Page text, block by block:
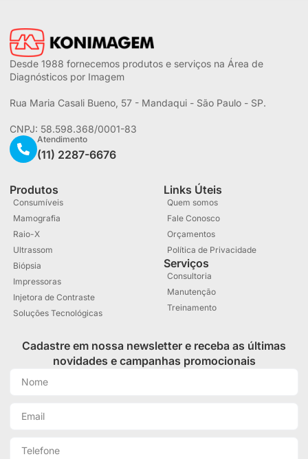
Desde 1988 fornecemos produtos e serviços na Área de
Diagnósticos por Imagem
Rua Maria Casali Bueno, 57 - Mandaqui - São Paulo - SP.
CNPJ: 58.598.368/0001-83
Atendimento
(11) 2287-6676
Produtos
Consumíveis
Mamografia
Raio-X
Ultrassom
Biópsia
Impressoras
Injetora de Contraste
Soluções Tecnológicas
Links Úteis
Quem somos
Fale Conosco
Orçamentos
Política de Privacidade
Serviços
Consultoria
Manutenção
Treinamento
Cadastre em nossa newsletter e receba as últimas
novidades e campanhas promocionais